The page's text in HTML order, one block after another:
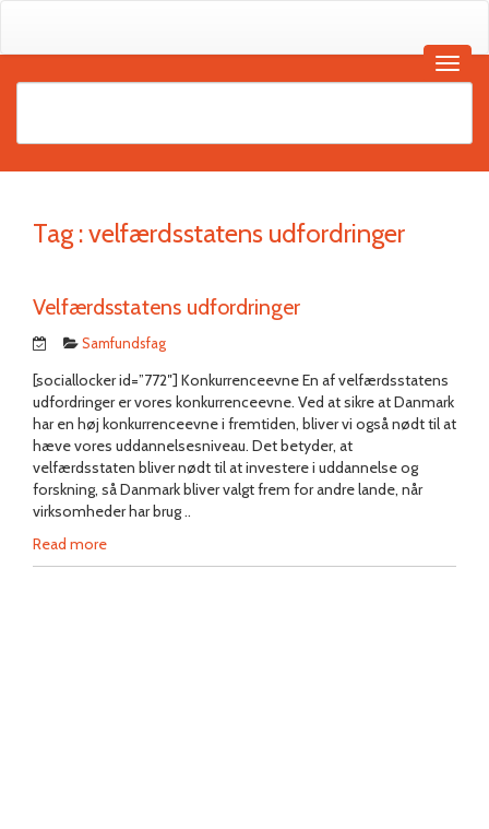
Tag :velfærdsstatens udfordringer
Velfærdsstatens udfordringer
Samfundsfag
[sociallocker id=”772″] Konkurrenceevne En af velfærdsstatens
udfordringer er vores konkurrenceevne. Ved at sikre at Danmark
har en høj konkurrenceevne i fremtiden, bliver vi også nødt til at
hæve vores uddannelsesniveau. Det betyder, at
velfærdsstaten bliver nødt til at investere i uddannelse og
forskning, så Danmark bliver valgt frem for andre lande, når
virksomheder har brug ..
Read more